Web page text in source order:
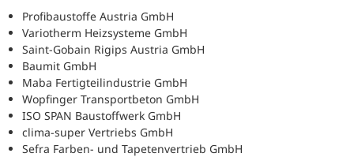
Profibaustoffe Austria GmbH
Variotherm Heizsysteme GmbH
Saint-Gobain Rigips Austria GmbH
Baumit GmbH
Maba Fertigteilindustrie GmbH
Wopfinger Transportbeton GmbH
ISO SPAN Baustoffwerk GmbH
clima-super Vertriebs GmbH
Sefra Farben- und Tapetenvertrieb GmbH